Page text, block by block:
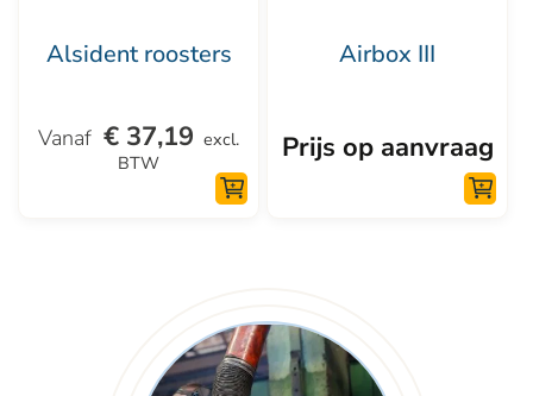
Alsident roosters
€ 37,19 excl.
BTW
gekozen
op
Airbox III
Prijs op aanvraag